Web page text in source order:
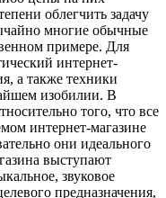
облегчить задачу
многие обычные
примере. Для
интернет-
а также техники
изобилии. В
того, что все
интернет-магазине
они идеального
выступают
звуковое
предназначения,